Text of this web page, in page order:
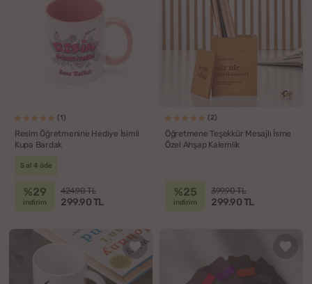
(1)
Resim Öğretmenine Hediye İsimli
Kupa Bardak
5 al 4 öde
%29
indirim
424.90 TL
299.90 TL
(2)
Öğretmene Teşekkür Mesajlı İsme
Özel Ahşap Kalemlik
%25
indirim
399.90 TL
299.90 TL